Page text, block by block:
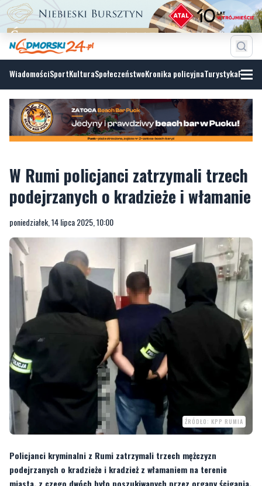
WiadomościSportKulturaSpołeczeństwoKronika policyjnaTurystyka
W Rumi policjanci zatrzymali trzech
poniedziałek, 14 lipca 2025, 10:00
Policjanci kryminalni z Rumi zatrzymali trzech mężczyzn
podejrzanych o kradzieże i kradzież z włamaniem na terenie
W piątek, 11 lipca 2025 roku, funkcjonariusze z Wydziału Kryminalnego
Komisariatu Policji w Rumi zatrzymali dwóch mężczyzn –31-latkai38-latka
– poszukiwanych przez organy ścigania.